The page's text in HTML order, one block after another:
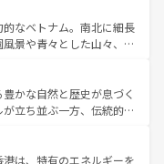
、バラエティ豊かな料理
湾情報は コンテンツ一覧を参
の自然美を楽しむことが
絶品のストリートフード
ている。夜には、韓国な
彩な魅力を心ゆくまで味
なお、新着の韓国情報はコンテンツ一
なベトナム。南北に細長
景や青々とした山々、世
ハノイの古い町並みやホ
建物も、独特の雰囲気を
ィの豊かさとおいしさで
ナムコーヒーなどは、ぜ
訪れてもあたたかい人々
かな自然と歴史が息づく
立ち並ぶ一方、伝統的な
チェンマイなどの山岳地
ーケットやクラビの美し
は、特有のエネルギーを